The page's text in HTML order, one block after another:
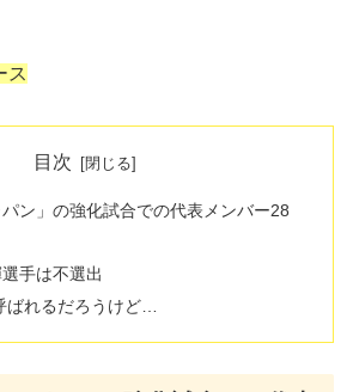
ス
目次
ン」の強化試合での代表メンバー28
手は不選出
ばれるだろうけど…